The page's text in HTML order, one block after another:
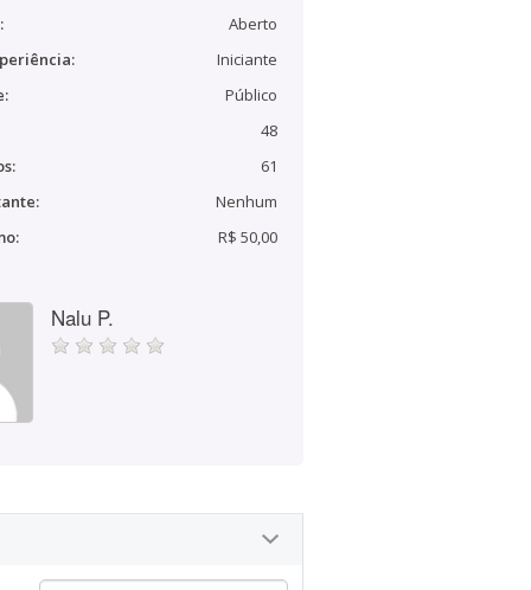
Aberto
Iniciante
Público
48
61
Nenhum
R$ 50,00
Nalu P.